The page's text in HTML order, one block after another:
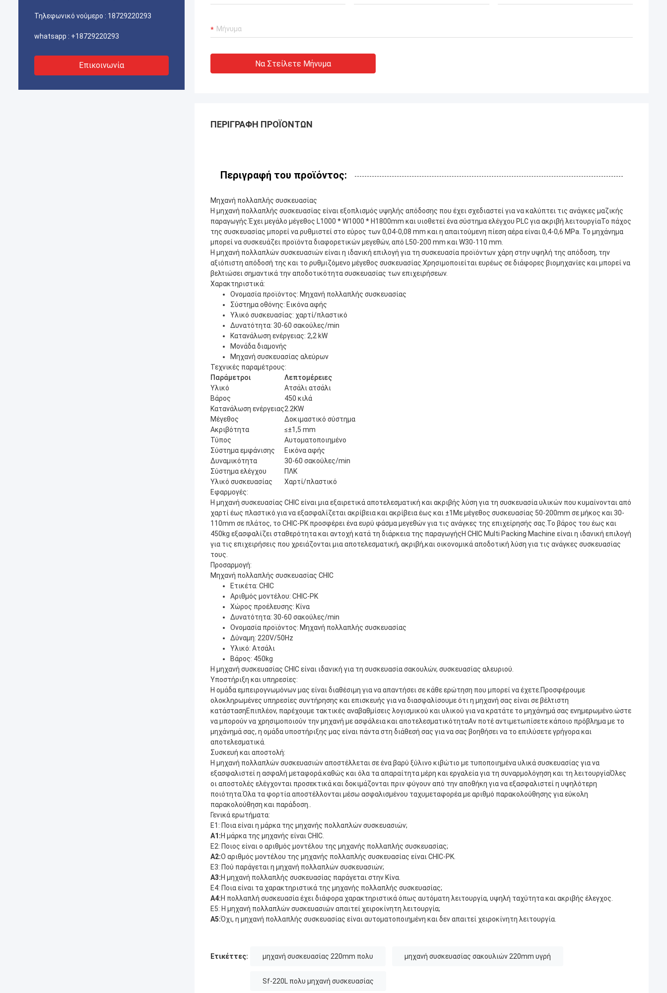
Τηλεφωνικό νούμερο : 18729220293
whatsapp : +18729220293
Επικοινωνία Να Στείλετε Μήνυμα
ΠΕΡΙΓΡΑΦΉ ΠΡΟΪΌΝΤΩΝ
Περιγραφή του προϊόντος:
Μηχανή πολλαπλής συσκευασίας
Η μηχανή πολλαπλής συσκευασίας είναι εξοπλισμός υψηλής απόδοσης που έχει σχεδιαστεί για να καλύπτει τις ανάγκες μαζικής
παραγωγής.Έχει μεγάλο μέγεθος L1000 * W1000 * H1800mm και υιοθετεί ένα σύστημα ελέγχου PLC για ακριβή λειτουργίαΤο πάχος
της συσκευασίας μπορεί να ρυθμιστεί στο εύρος των 0,04-0,08 mm και η απαιτούμενη πίεση αέρα είναι 0,4-0,6 MPa. Το μηχάνημα
μπορεί να συσκευάζει προϊόντα διαφορετικών μεγεθών, από L50-200 mm και W30-110 mm.
Η μηχανή πολλαπλών συσκευασιών είναι η ιδανική επιλογή για τη συσκευασία προϊόντων χάρη στην υψηλή της απόδοση, την
αξιόπιστη απόδοσή της και το ρυθμιζόμενο μέγεθος συσκευασίας.Χρησιμοποιείται ευρέως σε διάφορες βιομηχανίες και μπορεί να
βελτιώσει σημαντικά την αποδοτικότητα συσκευασίας των επιχειρήσεων.
Χαρακτηριστικά:
Ονομασία προϊόντος: Μηχανή πολλαπλής συσκευασίας
Σύστημα οθόνης: Εικόνα αφής
Υλικό συσκευασίας: χαρτί/πλαστικό
Δυνατότητα: 30-60 σακούλες/min
Κατανάλωση ενέργειας: 2,2 kW
Μονάδα διαμονής
Μηχανή συσκευασίας αλεύρων
Τεχνικές παραμέτρους:
Παράμετροι
Λεπτομέρειες
Υλικό
Ατσάλι ατσάλι
Βάρος
450 κιλά
Κατανάλωση ενέργειας2.2KW
Μέγεθος
Δοκιμαστικό σύστημα
Ακριβότητα
≤±1,5 mm
Τύπος
Αυτοματοποιημένο
Σύστημα εμφάνισης
Εικόνα αφής
Δυναμικότητα
30-60 σακούλες/min
Σύστημα ελέγχου
ΠΛΚ
Υλικό συσκευασίας
Χαρτί/πλαστικό
Εφαρμογές:
Η μηχανή συσκευασίας CHIC είναι μια εξαιρετικά αποτελεσματική και ακριβής λύση για τη συσκευασία υλικών που κυμαίνονται από
χαρτί έως πλαστικό.για να εξασφαλίζεται ακρίβεια και ακρίβεια έως και ±1Με μέγεθος συσκευασίας 50-200mm σε μήκος και 30-
110mm σε πλάτος, το CHIC-PK προσφέρει ένα ευρύ φάσμα μεγεθών για τις ανάγκες της επιχείρησής σας.Το βάρος του έως και
450kg εξασφαλίζει σταθερότητα και αντοχή κατά τη διάρκεια της παραγωγήςΗ CHIC Multi Packing Machine είναι η ιδανική επιλογή
για τις επιχειρήσεις που χρειάζονται μια αποτελεσματική, ακριβή,και οικονομικά αποδοτική λύση για τις ανάγκες συσκευασίας
τους.
Προσαρμογή:
Μηχανή πολλαπλής συσκευασίας CHIC
Ετικέτα: CHIC
Αριθμός μοντέλου: CHIC-PK
Χώρος προέλευσης: Κίνα
Δυνατότητα: 30-60 σακούλες/min
Ονομασία προϊόντος: Μηχανή πολλαπλής συσκευασίας
Δύναμη: 220V/50Hz
Υλικό: Ατσάλι
Βάρος: 450kg
Η μηχανή συσκευασίας CHIC είναι ιδανική για τη συσκευασία σακουλών, συσκευασίας αλευριού.
Υποστήριξη και υπηρεσίες:
Η ομάδα εμπειρογνωμόνων μας είναι διαθέσιμη για να απαντήσει σε κάθε ερώτηση που μπορεί να έχετε.Προσφέρουμε
ολοκληρωμένες υπηρεσίες συντήρησης και επισκευής για να διασφαλίσουμε ότι η μηχανή σας είναι σε βέλτιστη
κατάστασηΕπιπλέον, παρέχουμε τακτικές αναβαθμίσεις λογισμικού και υλικού για να κρατάτε το μηχάνημά σας ενημερωμένο.ώστε
να μπορούν να χρησιμοποιούν την μηχανή με ασφάλεια και αποτελεσματικότηταΑν ποτέ αντιμετωπίσετε κάποιο πρόβλημα με το
μηχάνημά σας, η ομάδα υποστήριξης μας είναι πάντα στη διάθεσή σας για να σας βοηθήσει να το επιλύσετε γρήγορα και
αποτελεσματικά.
Συσκευή και αποστολή:
Η μηχανή πολλαπλών συσκευασιών αποστέλλεται σε ένα βαρύ ξύλινο κιβώτιο με τυποποιημένα υλικά συσκευασίας για να
εξασφαλιστεί η ασφαλή μεταφορά.καθώς και όλα τα απαραίτητα μέρη και εργαλεία για τη συναρμολόγηση και τη λειτουργίαΌλες
οι αποστολές ελέγχονται προσεκτικά και δοκιμάζονται πριν φύγουν από την αποθήκη για να εξασφαλιστεί η υψηλότερη
ποιότητα.Όλα τα φορτία αποστέλλονται μέσω ασφαλισμένου ταχυμεταφορέα με αριθμό παρακολούθησης για εύκολη
παρακολούθηση και παράδοση..
Γενικά ερωτήματα:
Ε1: Ποια είναι η μάρκα της μηχανής πολλαπλών συσκευασιών;
Α1:Η μάρκα της μηχανής είναι CHIC.
Ε2: Ποιος είναι ο αριθμός μοντέλου της μηχανής πολλαπλής συσκευασίας;
Α2:Ο αριθμός μοντέλου της μηχανής πολλαπλής συσκευασίας είναι CHIC-PK.
Ε3: Πού παράγεται η μηχανή πολλαπλών συσκευασιών;
Α3:Η μηχανή πολλαπλής συσκευασίας παράγεται στην Κίνα.
Ε4: Ποια είναι τα χαρακτηριστικά της μηχανής πολλαπλής συσκευασίας;
Α4:Η πολλαπλή συσκευασία έχει διάφορα χαρακτηριστικά όπως αυτόματη λειτουργία, υψηλή ταχύτητα και ακριβής έλεγχος.
Ε5: Η μηχανή πολλαπλών συσκευασιών απαιτεί χειροκίνητη λειτουργία;
Α5:Όχι, η μηχανή πολλαπλής συσκευασίας είναι αυτοματοποιημένη και δεν απαιτεί χειροκίνητη λειτουργία.
Ετικέττες: μηχανή συσκευασίας 220mm πολυ μηχανή συσκευασίας σακουλιών 220mm υγρή
Sf-220L πολυ μηχανή συσκευασίας